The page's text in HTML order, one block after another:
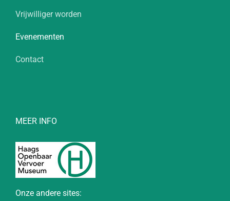
Vrijwilliger worden
Evenementen
Contact
MEER INFO
Onze andere sites: